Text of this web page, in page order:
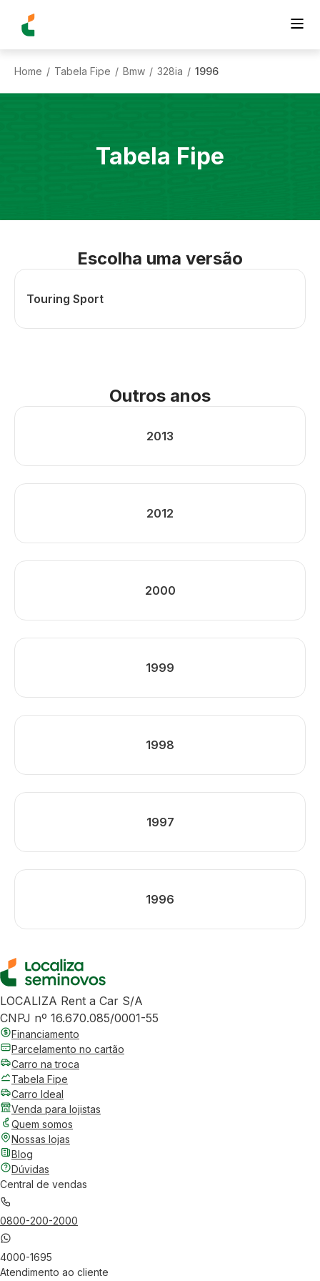
Home / Tabela Fipe / Bmw / 328ia / 1996
Tabela Fipe
Escolha uma versão
Touring Sport
Outros anos
2013
2012
2000
1999
1998
1997
1996
LOCALIZA Rent a Car S/A
CNPJ nº 16.670.085/0001-55
Financiamento
Parcelamento no cartão
Carro na troca
Tabela Fipe
Carro Ideal
Venda para lojistas
Quem somos
Nossas lojas
Blog
Dúvidas
Central de vendas
0800-200-2000
4000-1695
Atendimento ao cliente